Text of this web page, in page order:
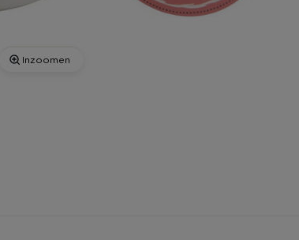
Inzoomen